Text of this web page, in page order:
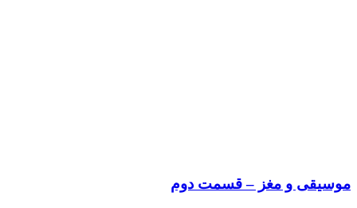
موسیقی و مغز – قسمت دوم